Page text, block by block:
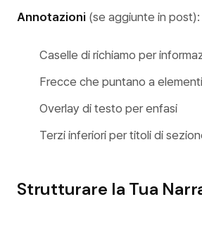
Annotazioni (se aggiunte in post):
Caselle di richiamo per
Frecce che puntano a
Overlay di testo per enfasi
Terzi inferiori per titoli di
Strutturare la Tua